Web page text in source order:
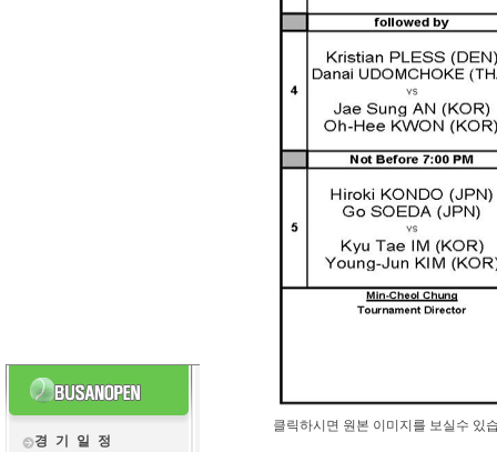
경 기 일 정
클릭하시면 원본 이미지를 보실수 있